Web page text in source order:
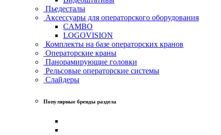
Пьедесталы
Аксессуары для операторского оборудования
CAMBO
LOGOVISION
Комплекты на базе операторских кранов
Операторские краны
Панорамирующие головки
Рельсовые операторские системы
Слайдеры
Популярные бренды раздела